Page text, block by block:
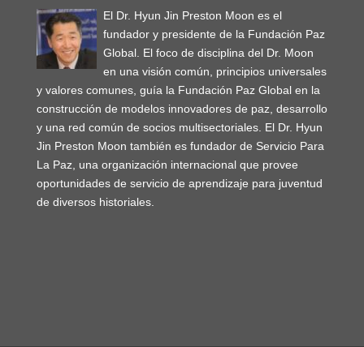
El Dr. Hyun Jin Preston Moon es el
fundador y presidente de la Fundación Paz
Global. El foco de disciplina del Dr. Moon
en una visión común, principios universales
y valores comunes, guía la Fundación Paz Global en la
construcción de modelos innovadores de paz, desarrollo
y una red común de socios multisectoriales. El Dr. Hyun
Jin Preston Moon también es fundador de Servicio Para
La Paz, una organización internacional que provee
oportunidades de servicio de aprendizaje para juventud
de diversos historiales.